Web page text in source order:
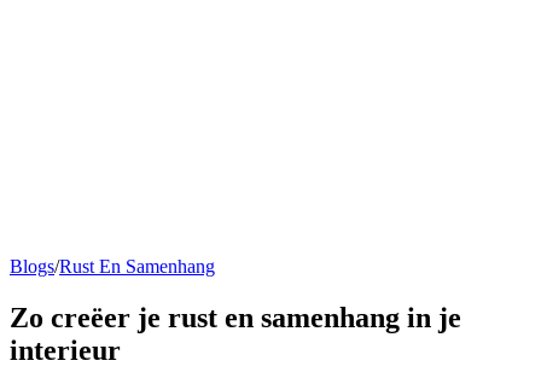
Blogs/Rust En Samenhang
Zo creëer je rust en samenhang in je
interieur